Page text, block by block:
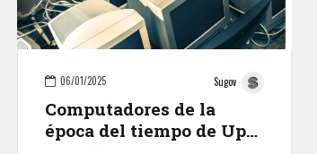
06/01/2025 Sugov
Computadores de la
época del tiempo de Upa